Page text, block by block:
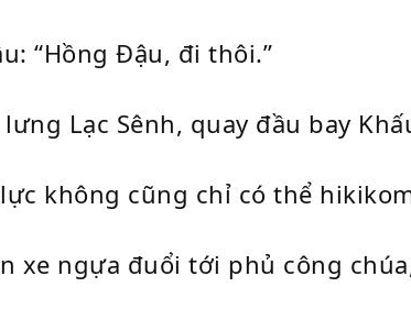
“Hồng Đậu, đi thôi.”
Lạc Sênh, quay đầu bay
không cũng chỉ có thể
xe ngựa đuổi tới phủ công